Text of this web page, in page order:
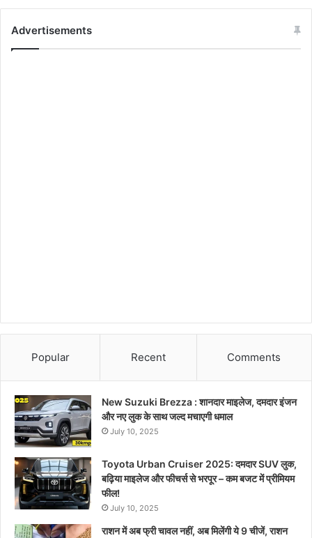
Advertisements
Popular Recent Comments
New Suzuki Brezza : शानदार माइलेज, दमदार इंजन
और नए लुक के साथ जल्द मचाएगी धमाल
July 10, 2025
Toyota Urban Cruiser 2025: दमदार SUV लुक,
बढ़िया माइलेज और फीचर्स से भरपूर – कम बजट में प्रीमियम
फील!
July 10, 2025
राशन में अब फ्री चावल नहीं, अब मिलेंगी ये 9 चीजें, राशन